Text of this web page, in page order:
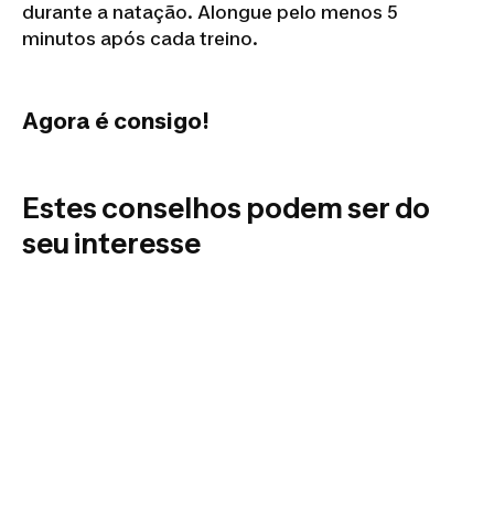
durante a natação. Alongue pelo menos 5
minutos após cada treino.
Agora é consigo!
Estes conselhos podem ser do
seu interesse